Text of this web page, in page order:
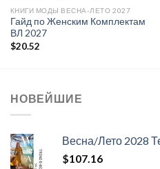
КНИГИ МОДЫ ВЕСНА-ЛЕТО 2027
Гайд по Женским Комплектам
ВЛ 2027
$20.52
НОВЕЙШИЕ
Весна/Лето 2028
$107.16